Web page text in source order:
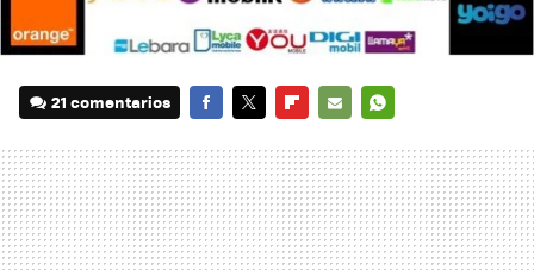
21 comentarios
MAIL